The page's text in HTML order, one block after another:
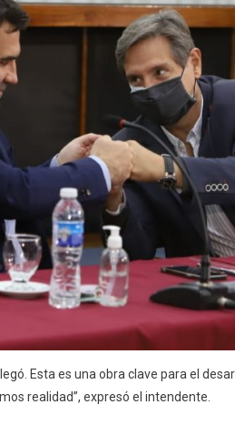
Esta es una obra clave para el
realidad”, expresó el intendente.